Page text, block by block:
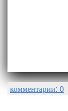
комментарии: 0